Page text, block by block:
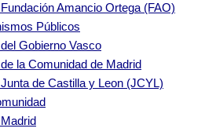
Amancio Ortega (FAO)
Públicos
Gobierno Vasco
la Comunidad de Madrid
de Castilla y Leon (JCYL)